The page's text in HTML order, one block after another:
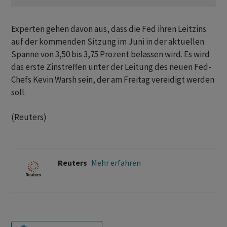
Experten ⁠gehen davon aus, dass die ​Fed ihren Leitzins
⁠auf der kommenden Sitzung im Juni in der aktuellen
‌Spanne von 3,50 bis 3,75 Prozent belassen wird. Es wird
das erste Zinstreffen unter der Leitung ‌des neuen Fed-
Chefs Kevin Warsh sein, der ​am Freitag vereidigt werden
soll.
(Reuters)
Reuters Mehr erfahren